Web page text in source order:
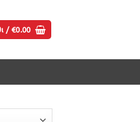
/€0.00